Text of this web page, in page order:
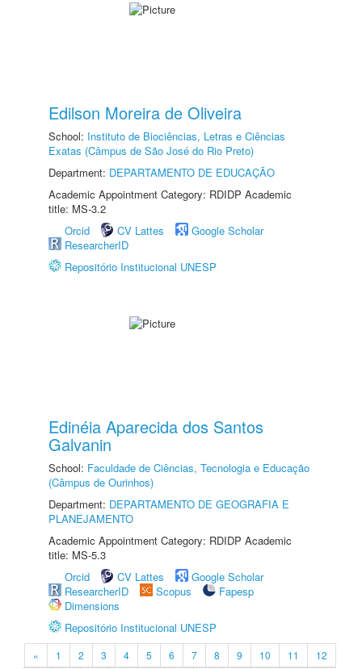
Edilson Moreira de Oliveira
School: Instituto de Biociências, Letras e Ciências
Exatas (Câmpus de São José do Rio Preto)
Department: DEPARTAMENTO DE EDUCAÇÃO
Academic Appointment Category: RDIDP Academic
title: MS-3.2
Orcid
CV Lattes
Google Scholar
ResearcherID
Repositório Institucional UNESP
Edinéia Aparecida dos Santos
Galvanin
School: Faculdade de Ciências, Tecnologia e Educação
(Câmpus de Ourinhos)
Department: DEPARTAMENTO DE GEOGRAFIA E
PLANEJAMENTO
Academic Appointment Category: RDIDP Academic
title: MS-5.3
Orcid
CV Lattes
Google Scholar
ResearcherID
Scopus
Fapesp
Dimensions
Repositório Institucional UNESP
« 1 2 3 4 5 6 7 8 9 10 11
12